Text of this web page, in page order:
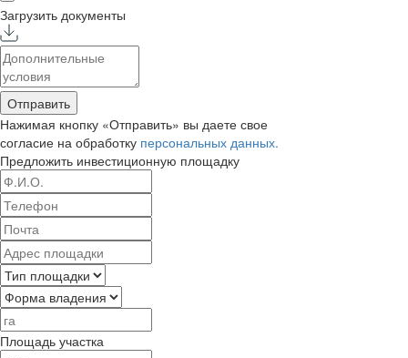
Загрузить документы
Отправить
Нажимая кнопку «Отправить» вы даете свое
согласие на обработку персональных данных.
Предложить инвестиционную площадку
Площадь участка